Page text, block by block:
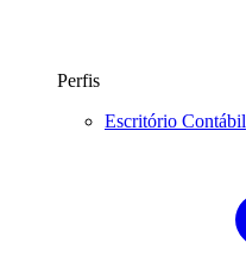
Perfis
Escritório Contábil